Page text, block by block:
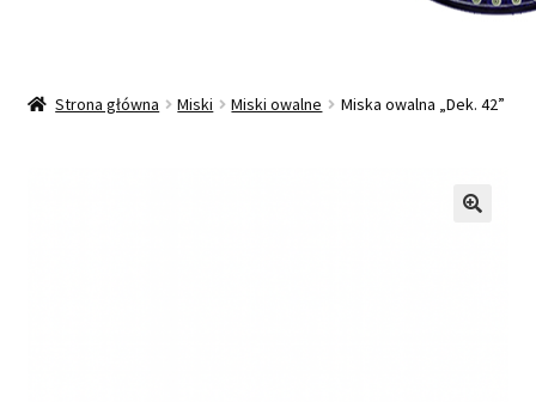
Strona główna Miski Miski owalne Miska owalna „Dek. 42”